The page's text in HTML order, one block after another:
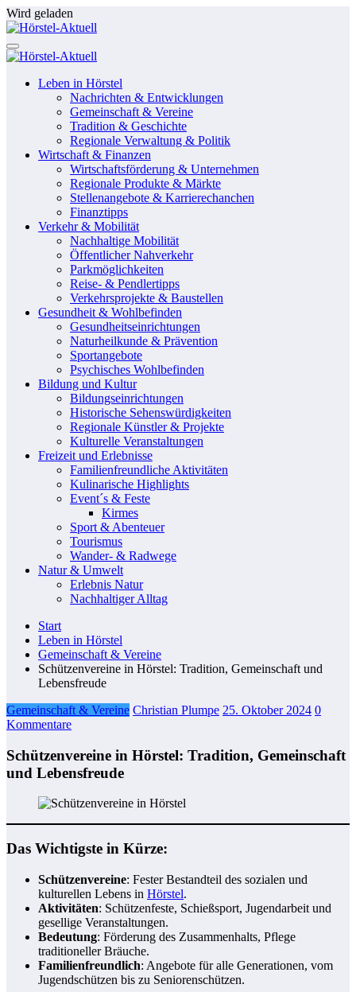
Zum
Inhalt
springen
Wird geladen
Leben in Hörstel
Nachrichten & Entwicklungen
Gemeinschaft & Vereine
Tradition & Geschichte
Regionale Verwaltung & Politik
Wirtschaft & Finanzen
Wirtschaftsförderung & Unternehmen
Regionale Produkte & Märkte
Stellenangebote & Karrierechanchen
Finanztipps
Verkehr & Mobilität
Nachhaltige Mobilität
Öffentlicher Nahverkehr
Parkmöglichkeiten
Reise- & Pendlertipps
Verkehrsprojekte & Baustellen
Gesundheit & Wohlbefinden
Gesundheitseinrichtungen
Naturheilkunde & Prävention
Sportangebote
Psychisches Wohlbefinden
Bildung und Kultur
Bildungseinrichtungen
Historische Sehenswürdigkeiten
Regionale Künstler & Projekte
Kulturelle Veranstaltungen
Freizeit und Erlebnisse
Familienfreundliche Aktivitäten
Kulinarische Highlights
Event´s & Feste
Kirmes
Sport & Abenteuer
Tourismus
Wander- & Radwege
Natur & Umwelt
Erlebnis Natur
Nachhaltiger Alltag
Start
Leben in Hörstel
Gemeinschaft & Vereine
Schützenvereine in Hörstel: Tradition, Gemeinschaft und
Lebensfreude
Gemeinschaft & Vereine Christian Plumpe 25. Oktober 2024 0
Kommentare
Schützenvereine in Hörstel: Tradition, Gemeinschaft
und Lebensfreude
Das Wichtigste in Kürze:
Schützenvereine: Fester Bestandteil des sozialen und
kulturellen Lebens in Hörstel.
Aktivitäten: Schützenfeste, Schießsport, Jugendarbeit und
gesellige Veranstaltungen.
Bedeutung: Förderung des Zusammenhalts, Pflege
traditioneller Bräuche.
Familienfreundlich: Angebote für alle Generationen, vom
Jugendschützen bis zu Seniorenschützen.